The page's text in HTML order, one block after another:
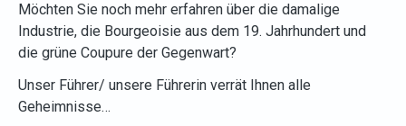
Möchten Sie noch mehr erfahren über die damalige
Industrie, die Bourgeoisie aus dem 19. Jahrhundert und
die grüne Coupure der Gegenwart?
Unser Führer/ unsere Führerin verrät Ihnen alle
Geheimnisse…